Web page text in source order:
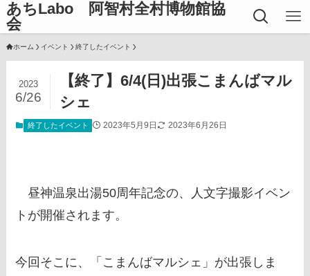
あちLabo 阿智村全村博物館協
会
ホーム イベント 終了したイベント
【終了】6/4(日)出張こまんばマル
シェ
2023
6/26
終了したイベント 2023年5月9日 2023年6月26日
昼神温泉出湯50周年記念の、人文字撮影イベン
トが開催されます。
今回そこに、
「こまんばマルシェ」が出張しま